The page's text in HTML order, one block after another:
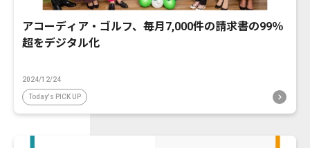
アコーディア・ゴルフ、毎月7,000件の請求書の99％
超をデジタル化
2024/12/24
Today's PICK UP